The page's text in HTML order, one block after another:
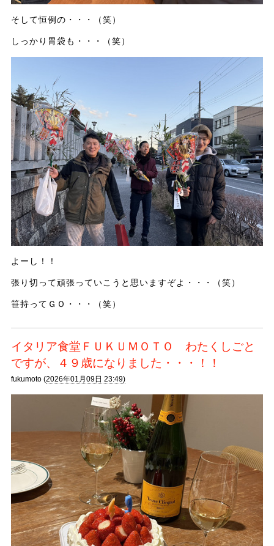
そして恒例の・・・（笑）
しっかり胃袋も・・・（笑）
よーし！！
張り切って頑張っていこうと思いますぞよ・・・（笑）
笹持ってＧＯ・・・（笑）
イタリア食堂ＦＵＫＵＭＯＴＯ わたくしごと
ですが、４９歳になりました・・・！！
fukumoto (2026年01月09日 23:49)